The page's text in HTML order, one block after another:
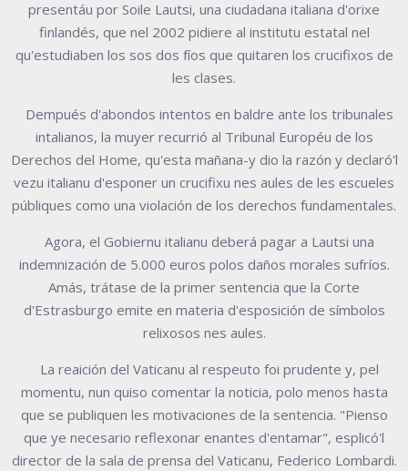
presentáu por Soile Lautsi, una ciudadana italiana d'orixe
finlandés, que nel 2002 pidiere al institutu estatal nel
qu'estudiaben los sos dos fíos que quitaren los crucifixos de
les clases.
Dempués d'abondos intentos en baldre ante los tribunales
intalianos, la muyer recurrió al Tribunal Européu de los
Derechos del Home, qu'esta mañana-y dio la razón y declaró'l
vezu italianu d'esponer un crucifixu nes aules de les escueles
públiques como una violación de los derechos fundamentales.
Agora, el Gobiernu italianu deberá pagar a Lautsi una
indemnización de 5.000 euros polos daños morales sufríos.
Amás, trátase de la primer sentencia que la Corte
d'Estrasburgo emite en materia d'esposición de símbolos
relixosos nes aules.
La reaición del Vaticanu al respeuto foi prudente y, pel
momentu, nun quiso comentar la noticia, polo menos hasta
que se publiquen les motivaciones de la sentencia. "Pienso
que ye necesario reflexonar enantes d'entamar", esplicó'l
director de la sala de prensa del Vaticanu, Federico Lombardi.